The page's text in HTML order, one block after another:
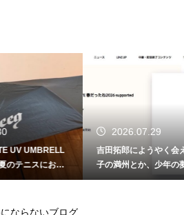
す
2026.07.29
吉田拓郎にようやく会える。｜餃
子の満州とか、少年の夢とか。
ならないブログ